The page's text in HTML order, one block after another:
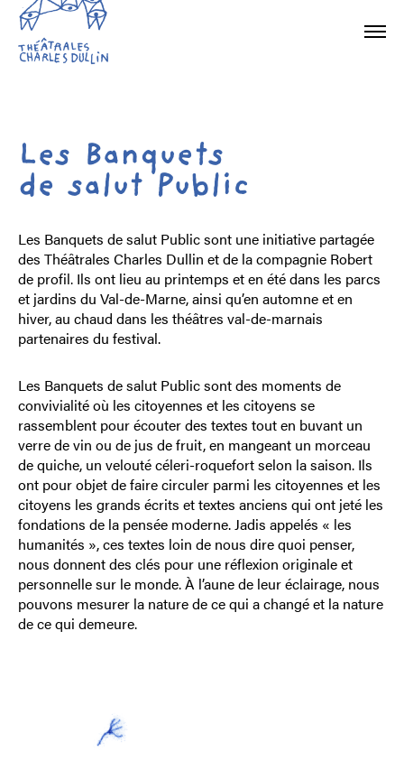
Les Banquets
de salut Public
Les Banquets de salut Public sont une initiative partagée
des Théâtrales Charles Dullin et de la compagnie Robert
de profil. Ils ont lieu au printemps et en été dans les parcs
et jardins du Val-de-Marne, ainsi qu’en automne et en
hiver, au chaud dans les théâtres val-de-marnais
partenaires du festival.
Les Banquets de salut Public sont des moments de
convivialité où les citoyennes et les citoyens se
rassemblent pour écouter des textes tout en buvant un
verre de vin ou de jus de fruit, en mangeant un morceau
de quiche, un velouté céleri-roquefort selon la saison. Ils
ont pour objet de faire circuler parmi les citoyennes et les
citoyens les grands écrits et textes anciens qui ont jeté les
fondations de la pensée moderne. Jadis appelés « les
humanités », ces textes loin de nous dire quoi penser,
nous donnent des clés pour une réflexion originale et
personnelle sur le monde. À l’aune de leur éclairage, nous
pouvons mesurer la nature de ce qui a changé et la nature
de ce qui demeure.